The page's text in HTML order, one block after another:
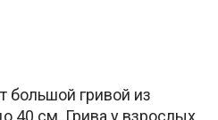
большой гривой из
40 см. Грива у взрослых